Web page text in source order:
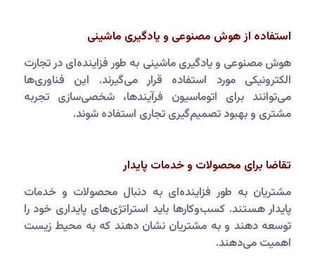
استفاده از هوش مصنوعی و یادگیری ماشینی
هوش مصنوعی و یادگیری ماشینی به طور فزاینده‌ای در تجارت
الکترونیکی مورد استفاده قرار می‌گیرند. این فناوری‌ها
می‌توانند برای اتوماسیون فرآیندها، شخصی‌سازی تجربه
مشتری و بهبود تصمیم‌گیری تجاری استفاده شوند.
تقاضا برای محصولات و خدمات پایدار
مشتریان به طور فزاینده‌ای به دنبال محصولات و خدمات
پایدار هستند. کسب‌وکارها باید استراتژی‌های پایداری خود را
توسعه دهند و به مشتریان نشان دهند که به محیط زیست
اهمیت می‌دهند.